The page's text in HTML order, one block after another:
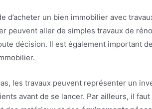
d’acheter un bien immobilier avec
peuvent aller de simples travaux de
décision. Il est également important
les travaux peuvent représenter un
avant de se lancer. Par ailleurs, il